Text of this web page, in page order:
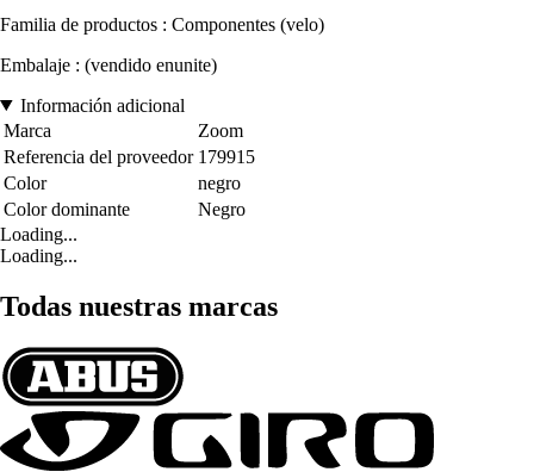
Familia de productos : Componentes (velo)
Embalaje : (vendido enunite)
Información adicional
Marca
Zoom
Referencia del proveedor 179915
Color
negro
Color dominante
Negro
Loading...
Loading...
Todas nuestras marcas